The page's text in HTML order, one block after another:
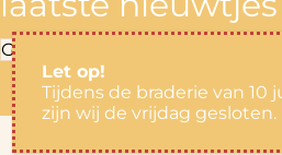
Ga naar Facebook
Let op!
Tijdens de braderie van 10
zijn wij de vrijdag gesloten.